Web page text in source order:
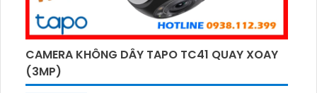
CAMERA KHÔNG DÂY TAPO TC41 QUAY XOAY
(3MP)